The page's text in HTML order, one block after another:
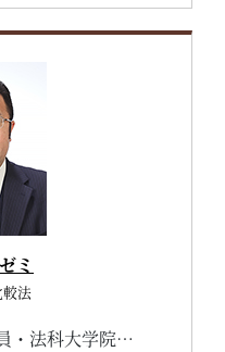
ミ
法
土井ゼミには、「公務員・法科大学院（ロースクール）・民間企業などの試験に対応できる、論理的な思考力・プレゼンテーションの能力・議論（ディスカッション）の能力を向上させたい」「人間関係の幅を広げてコミュニケーション能力をアップさせたい」といった、意欲の高いゼミ生が集まっています。皆さんも、活気あふれる土井ゼミに入って、社会人に必須とされるさまざまな能力を身につけ、自分自身を「社会の第一線で活躍する人材」に磨き上げてみませんか。